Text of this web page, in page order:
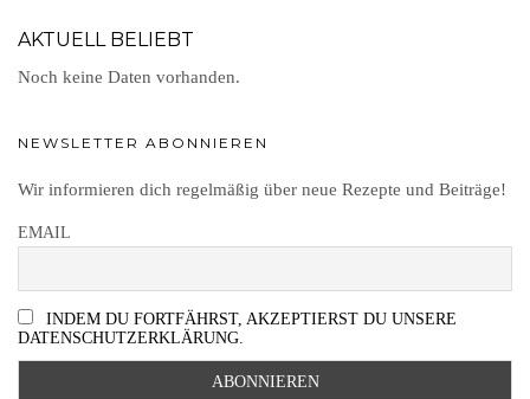
AKTUELL BELIEBT
Noch keine Daten vorhanden.
NEWSLETTER ABONNIEREN
Wir informieren dich regelmäßig über neue Rezepte und Beiträge!
EMAIL
INDEM DU FORTFÄHRST, AKZEPTIERST DU UNSERE
DATENSCHUTZERKLÄRUNG.